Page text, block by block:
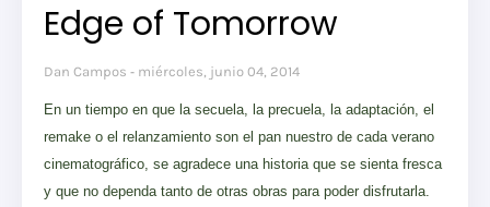
Edge of Tomorrow
Dan Campos miércoles, junio 04, 2014
En un tiempo en que la secuela, la precuela, la adaptación, el
remake o el relanzamiento son el pan nuestro de cada verano
cinematográfico, se agradece una historia que se sienta fresca
y que no dependa tanto de otras obras para poder disfrutarla.